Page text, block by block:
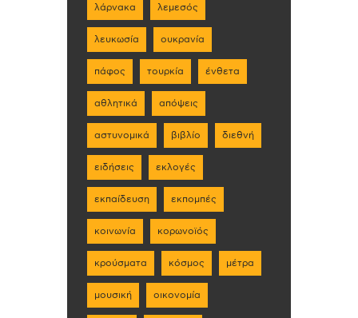
λάρνακα λεμεσός
λευκωσία ουκρανία
πάφος τουρκία ένθετα
αθλητικά απόψεις
αστυνομικά βιβλίο διεθνή
ειδήσεις εκλογές
εκπαίδευση εκπομπές
κοινωνία κορωνοϊός
κρούσματα κόσμος μέτρα
μουσική οικονομία